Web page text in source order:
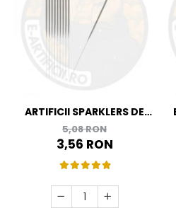
ARTIFICII SPARKLERS DE
MANA - STELUTE DE BRAD
16 CM - SET 10 BUC
5,08 RON
3,56 RON